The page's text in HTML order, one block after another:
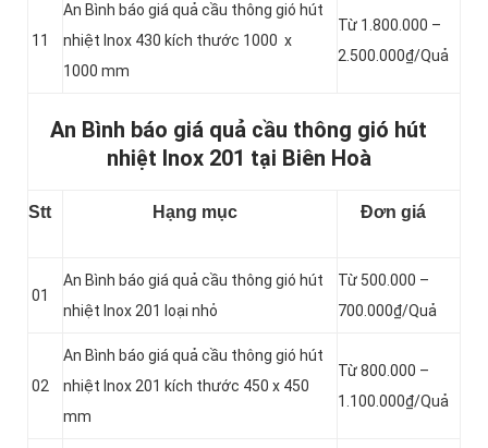
11
An Bình báo giá quả cầu thông gió hút
nhiệt Inox 430 kích thước 1000 x
1000 mm
Từ 1.800.000 –
2.500.000₫/Quả
An Bình báo giá quả cầu thông gió hút
nhiệt Inox 201 tại Biên Hoà
Stt Hạng mục Đơn giá
01
An Bình báo giá quả cầu thông gió hút
nhiệt Inox 201 loại nhỏ
Từ 500.000 –
700.000₫/Quả
02
An Bình báo giá quả cầu thông gió hút
nhiệt Inox 201 kích thước 450 x 450
mm
Từ 800.000 –
1.100.000₫/Quả